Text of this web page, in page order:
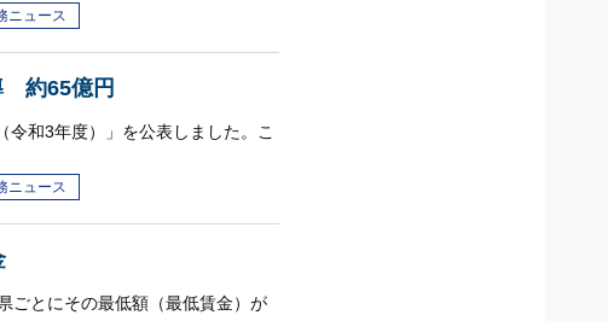
ニュース
約65億円
和3年度）」を公表しました。こ
ニュース
とにその最低額（最低賃金）が